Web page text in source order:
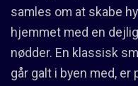
samles om at skabe
hjemmet med en
nødder. En klassisk
går galt i byen med, er